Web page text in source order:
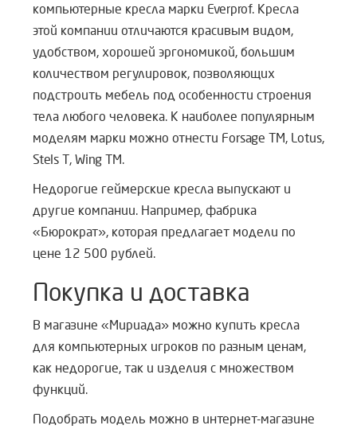
компьютерные кресла марки Everprof. Кресла
этой компании отличаются красивым видом,
удобством, хорошей эргономикой, большим
количеством регулировок, позволяющих
подстроить мебель под особенности строения
тела любого человека. К наиболее популярным
моделям марки можно отнести Forsage TM, Lotus,
Stels T, Wing TM.
Недорогие геймерские кресла выпускают и
другие компании. Например, фабрика
«Бюрократ», которая предлагает модели по
цене 12 500 рублей.
Покупка и доставка
В магазине «Мириада» можно купить кресла
для компьютерных игроков по разным ценам,
как недорогие, так и изделия с множеством
функций.
Подобрать модель можно в интернет-магазине